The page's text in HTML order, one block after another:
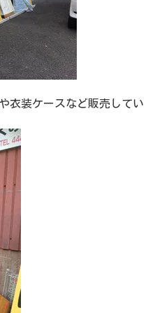
衣装ケースなど販売してい